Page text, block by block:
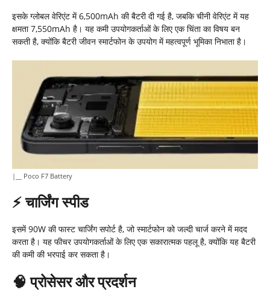
इसके ग्लोबल वेरिएंट में 6,500mAh की बैटरी दी गई है, जबकि चीनी वेरिएंट में यह
क्षमता 7,550mAh है। यह कमी उपयोगकर्ताओं के लिए एक चिंता का विषय बन
सकती है, क्योंकि बैटरी जीवन स्मार्टफोन के उपयोग में महत्वपूर्ण भूमिका निभाता है।
|__ Poco F7 Battery
⚡चार्जिंग स्पीड
इसमें 90W की फास्ट चार्जिंग सपोर्ट है, जो स्मार्टफोन को जल्दी चार्ज करने में मदद
करता है। यह फीचर उपयोगकर्ताओं के लिए एक सकारात्मक पहलू है, क्योंकि यह बैटरी
की कमी की भरपाई कर सकता है।​
🧠प्रोसेसर और प्रदर्शन